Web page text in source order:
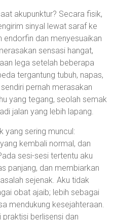
akupunktur? Secara fisik,
sinyal lewat saraf ke
endorfin dan menyesuaikan
sensasi hangat,
lega setelah beberapa
tergantung tubuh, napas,
pernah merasakan
yang tegang, seolah semak
jalan yang lebih lapang.
yang sering muncul:
kembali normal, dan
sesi-sesi tertentu aku
panjang, dan membiarkan
sejenak. Aku tidak
obat ajaib; lebih sebagai
mendukung kesejahteraan.
berlisensi dan